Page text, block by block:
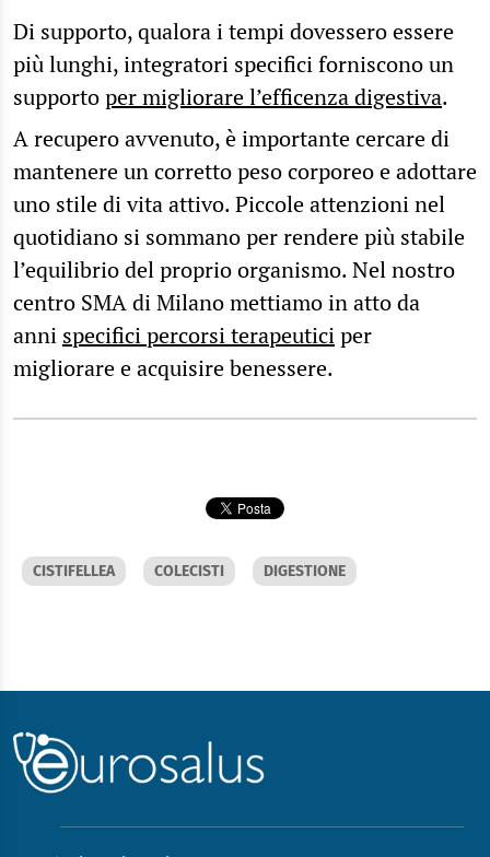
Di supporto, qualora i tempi dovessero essere
più lunghi, integratori specifici forniscono un
supportoper migliorare l’efficenza digestiva.
A recupero avvenuto, è importante cercare di
mantenere un corretto peso corporeo e adottare
uno stile di vita attivo. Piccole attenzioni nel
quotidiano si sommano per rendere più stabile
l’equilibrio del proprio organismo. Nel nostro
centro SMA di Milano mettiamo in atto da
anni specifici percorsi terapeuticiper
migliorare e acquisire benessere.
CISTIFELLEA COLECISTI DIGESTIONE